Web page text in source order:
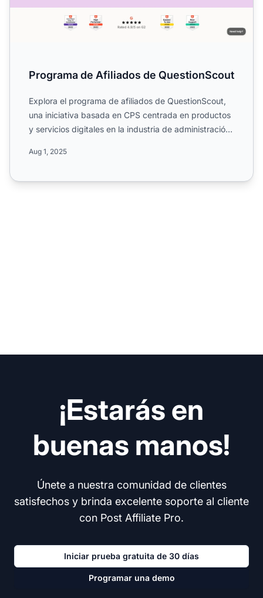
Programa de Afiliados de QuestionScout
Explora el programa de afiliados de QuestionScout,
una iniciativa basada en CPS centrada en productos
y servicios digitales en la industria de administración
Aug 1, 2025
¡Estarás en
buenas manos!
Únete a nuestra comunidad de clientes
satisfechos y brinda excelente soporte al cliente
con Post Affiliate Pro.
Iniciar prueba gratuita de 30 días
Programar una demo